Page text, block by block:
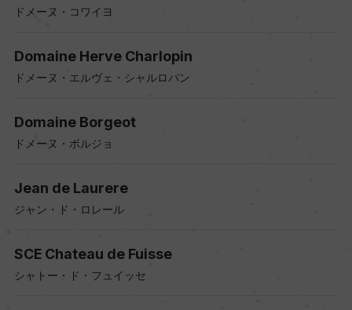
ドメーヌ・コワイヨ
Domaine Herve Charlopin
ドメーヌ・エルヴェ・シャルロパン
Domaine Borgeot
ドメーヌ・ボルジョ
Jean de Laurere
ジャン・ド・ロレール
SCE Chateau de Fuisse
シャトー・ド・フュイッセ